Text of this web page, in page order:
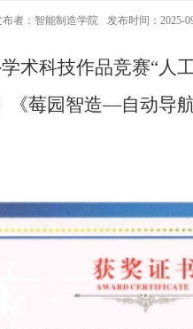
布者：智能制造学院 发布时间：2025-
术科技作品竞赛“人
莓园智造—自动导